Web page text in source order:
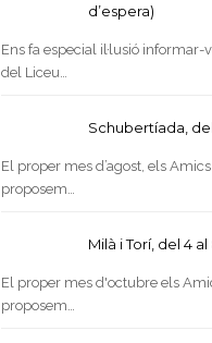
d’espera)
Ens fa especial il·lusió informar-
del Liceu…
Schubertíada, del
El proper mes d’agost, els
proposem…
Milà i Torí, del 4
El proper mes d'octubre els
proposem…